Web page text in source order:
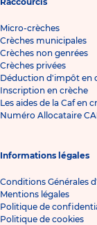
Micro-crèches
Crèches municipales
Crèches non genrées
Crèches privées
Déduction d'impôt en
Inscription en crèche
Les aides de la Caf en
Numéro Allocataire
Informations légales
Conditions Générales
Mentions légales
Politique de
Politique de cookies